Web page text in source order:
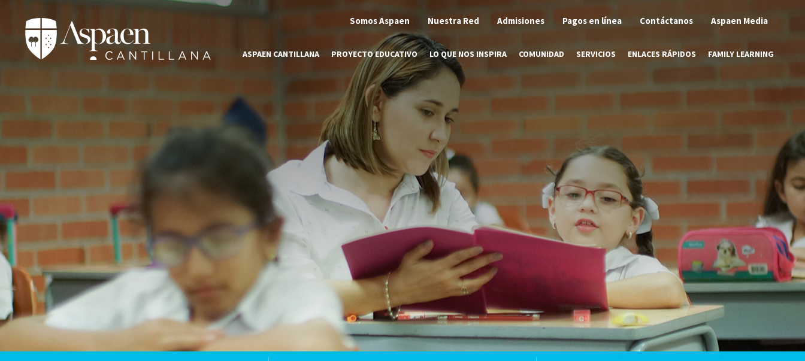
Somos Aspaen Nuestra Red Admisiones Pagos en línea Contáctanos Aspaen Media
ASPAEN CANTILLANA PROYECTO EDUCATIVO LO QUE NOS INSPIRA COMUNIDAD SERVICIOS ENLACES RÁPIDOS FAMILY LEARNING